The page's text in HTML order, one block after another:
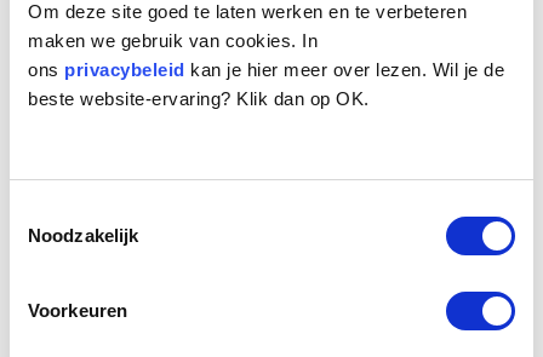
Om deze site goed te laten werken en te verbeteren
maken we gebruik van cookies. In
ons privacybeleid kan je hier meer over lezen. Wil je de
beste website-ervaring? Klik dan op OK.
Noodzakelijk
Voorkeuren
Naam:
Bouchon
Leeftijd:
11
Ras/type:
Bastaard
Hoeveel dagen te gast geweest: 45 dagen
Bouchon is met zijn staalblauwe warrelige vacht een opvallende
vagebondachtige verschijning. Deze 11 jaar oude Duitse Staande